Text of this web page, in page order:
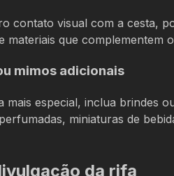
contato visual com a cesta,
materiais que complementem
mimos adicionais
mais especial, inclua brindes
miniaturas de
da rifa